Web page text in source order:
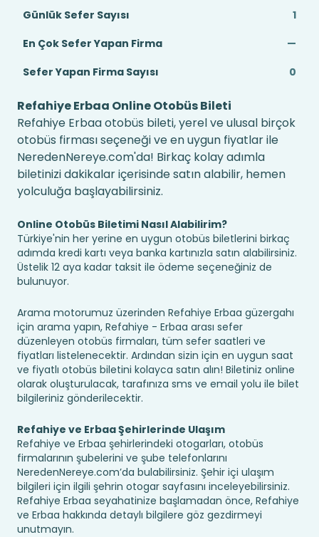
Günlük Sefer Sayısı
1
En Çok Sefer Yapan Firma
—
Sefer Yapan Firma Sayısı
0
Refahiye Erbaa Online Otobüs Bileti
Refahiye Erbaa otobüs bileti, yerel ve ulusal birçok
otobüs firması seçeneği ve en uygun fiyatlar ile
NeredenNereye.com'da! Birkaç kolay adımla
biletinizi dakikalar içerisinde satın alabilir, hemen
yolculuğa başlayabilirsiniz.
Online Otobüs Biletimi Nasıl Alabilirim?
Türkiye'nin her yerine en uygun otobüs biletlerini birkaç
adımda kredi kartı veya banka kartınızla satın alabilirsiniz.
Üstelik 12 aya kadar taksit ile ödeme seçeneğiniz de
bulunuyor.
Arama motorumuz üzerinden Refahiye Erbaa güzergahı
için arama yapın, Refahiye - Erbaa arası sefer
düzenleyen otobüs firmaları, tüm sefer saatleri ve
fiyatları listelenecektir. Ardından sizin için en uygun saat
ve fiyatlı otobüs biletini kolayca satın alın! Biletiniz online
olarak oluşturulacak, tarafınıza sms ve email yolu ile bilet
bilgileriniz gönderilecektir.
Refahiye ve Erbaa Şehirlerinde Ulaşım
Refahiye ve Erbaa şehirlerindeki otogarları, otobüs
firmalarının şubelerini ve şube telefonlarını
NeredenNereye.com’da bulabilirsiniz. Şehir içi ulaşım
bilgileri için ilgili şehrin otogar sayfasını inceleyebilirsiniz.
Refahiye Erbaa seyahatinize başlamadan önce, Refahiye
ve Erbaa hakkında detaylı bilgilere göz gezdirmeyi
unutmayın.